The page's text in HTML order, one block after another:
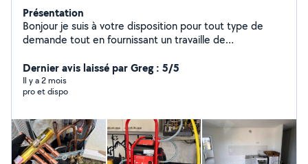
Présentation
Bonjour je suis à votre disposition pour tout type de
demande tout en fournissant un travaille de
Dernier avis laissé par Greg : 5/5
Il y a 2 mois
pro et dispo